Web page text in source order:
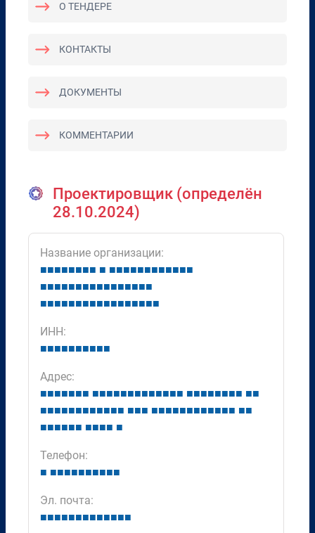
О ТЕНДЕРЕ
КОНТАКТЫ
ДОКУМЕНТЫ
КОММЕНТАРИИ
Проектировщик (определён
28.10.2024)
Название организации:
■■■■■■■■ ■ ■■■■■■■■■■■■
■■■■■■■■■■■■■■■■
■■■■■■■■■■■■■■■■■
ИНН:
■■■■■■■■■■
Адрес:
■■■■■■■ ■■■■■■■■■■■■■ ■■■■■■■■ ■■
■■■■■■■■■■■■ ■■■ ■■■■■■■■■■■■ ■■
■■■■■■ ■■■■ ■
Телефон:
■ ■■■■■■■■■■
Эл. почта:
■■■■■■■■■■■■■